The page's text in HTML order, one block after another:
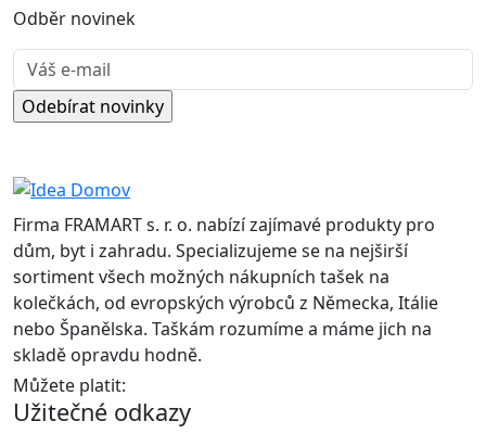
Odběr novinek
Firma FRAMART s. r. o. nabízí zajímavé produkty pro
dům, byt i zahradu. Specializujeme se na nejširší
sortiment všech možných nákupních tašek na
kolečkách, od evropských výrobců z Německa, Itálie
nebo Španělska. Taškám rozumíme a máme jich na
skladě opravdu hodně.
Můžete platit:
Užitečné odkazy